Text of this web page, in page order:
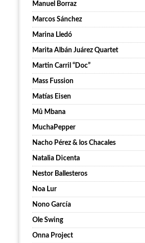
Manuel Borraz
Marcos Sánchez
Marina Lledó
Marita Albán Juárez Quartet
Martin Carril “Doc”
Mass Fussion
Matías Eisen
Mû Mbana
MuchaPepper
Nacho Pérez & los Chacales
Natalia Dicenta
Nestor Ballesteros
Noa Lur
Nono García
Ole Swing
Onna Project